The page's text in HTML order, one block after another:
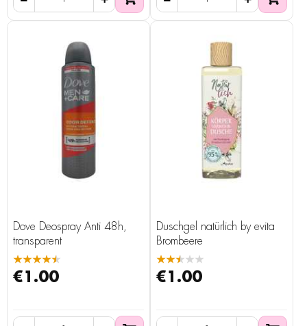
Dove Deospray Anti 48h,
transparent
★★★★★
€1.00
Duschgel natürlich by evita
Brombeere
★★★★★
€1.00